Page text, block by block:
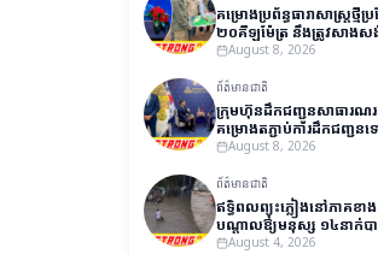
គម្រោងប្រព័ន្ធធារាសាស្ត្រថ្មី
២០គីឡូម៉ែត្រ នឹងត្រូវសាង
ខេត្តកំពង់ធំ ដើម្បីពង្រីកការ
August 8, 2026
ព័ត៌មានជាតិ
ក្រុមហ៊ុនដឹកជញ្ជូនសាធារណរដ្
គម្រោងតភ្ជាប់ការដឹកជញ្ជូន
ប្រទេសកូរ៉េ​ ទៅកាន់ប្រទេសកម្
August 8, 2026
ព័ត៌មានជាតិ
ឥទ្ធិពលព្យុះភ្លៀងនៅភាគខា
បណ្តាលឱ្យមនុស្ស ១៤នាក់ប
ជាង ៧,០០០នាក់ត្រូវជម្លៀសខ្
August 4, 2026